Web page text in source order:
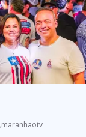
maranhaotv